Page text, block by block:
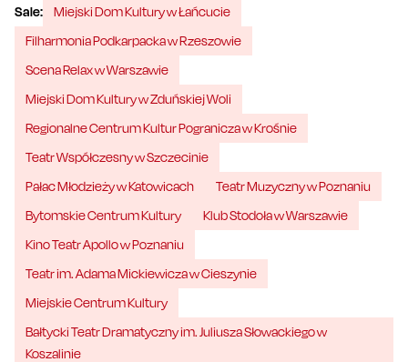
Sale:
Miejski Dom Kultury w Łańcucie
Filharmonia Podkarpacka w Rzeszowie
Scena Relax w Warszawie
Miejski Dom Kultury w Zduńskiej Woli
Regionalne Centrum Kultur Pogranicza w Krośnie
Teatr Współczesny w Szczecinie
Pałac Młodzieży w Katowicach
Teatr Muzyczny w Poznaniu
Bytomskie Centrum Kultury
Klub Stodoła w Warszawie
Kino Teatr Apollo w Poznaniu
Teatr im. Adama Mickiewicza w Cieszynie
Miejskie Centrum Kultury
Bałtycki Teatr Dramatyczny im. Juliusza Słowackiego w
Koszalinie